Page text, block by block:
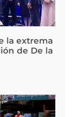
la extrema
de De la